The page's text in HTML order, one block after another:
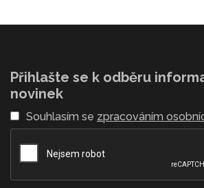
Přihlašte se k odběru
novinek
Souhlasím se zpracováním